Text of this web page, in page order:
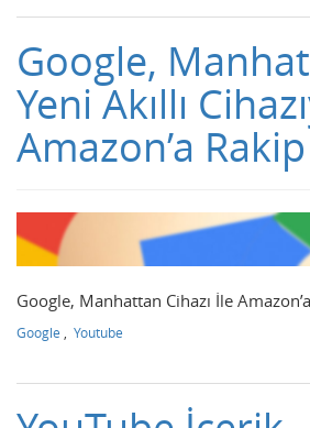
Google,
Yeni Akıllı
Amazon’a
Google, Manhattan Cihazı İle
Google , Youtube